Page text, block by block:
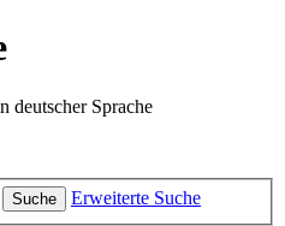
deutscher Sprache
Suche Erweiterte Suche